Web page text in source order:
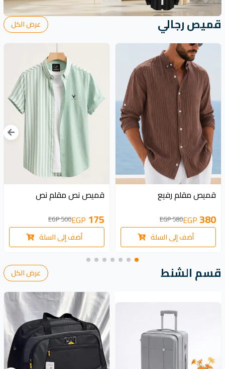
قميص رجالي عرض الكل
200 EGP
قميص مقلم رفيع
380
EGP
580 EGP
أضف إلى السلة
325 EGP
قميص نص مقلم نص
175
EGP
500 EGP
أضف إلى السلة
قسم الشنط عرض الكل